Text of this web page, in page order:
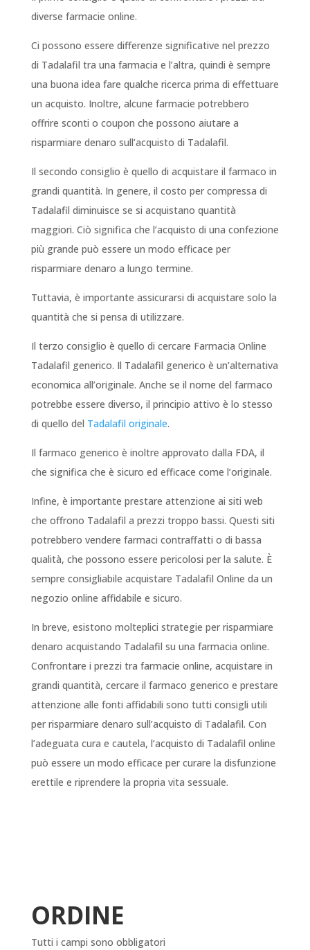
diverse farmacie online.
Ci possono essere differenze significative nel prezzo
di Tadalafil tra una farmacia e l’altra, quindi è sempre
una buona idea fare qualche ricerca prima di effettuare
un acquisto. Inoltre, alcune farmacie potrebbero
offrire sconti o coupon che possono aiutare a
risparmiare denaro sull’acquisto di Tadalafil.
Il secondo consiglio è quello di acquistare il farmaco in
grandi quantità. In genere, il costo per compressa di
Tadalafil diminuisce se si acquistano quantità
maggiori. Ciò significa che l’acquisto di una confezione
più grande può essere un modo efficace per
risparmiare denaro a lungo termine.
Tuttavia, è importante assicurarsi di acquistare solo la
quantità che si pensa di utilizzare.
Il terzo consiglio è quello di cercare Farmacia Online
Tadalafil generico. Il Tadalafil generico è un’alternativa
economica all’originale. Anche se il nome del farmaco
potrebbe essere diverso, il principio attivo è lo stesso
di quello del Tadalafil originale.
Il farmaco generico è inoltre approvato dalla FDA, il
che significa che è sicuro ed efficace come l’originale.
Infine, è importante prestare attenzione ai siti web
che offrono Tadalafil a prezzi troppo bassi. Questi siti
potrebbero vendere farmaci contraffatti o di bassa
qualità, che possono essere pericolosi per la salute. È
sempre consigliabile acquistare Tadalafil Online da un
negozio online affidabile e sicuro.
In breve, esistono molteplici strategie per risparmiare
denaro acquistando Tadalafil su una farmacia online.
Confrontare i prezzi tra farmacie online, acquistare in
grandi quantità, cercare il farmaco generico e prestare
attenzione alle fonti affidabili sono tutti consigli utili
per risparmiare denaro sull’acquisto di Tadalafil. Con
l’adeguata cura e cautela, l’acquisto di Tadalafil online
può essere un modo efficace per curare la disfunzione
erettile e riprendere la propria vita sessuale.
ORDINE
Tutti i campi sono obbligatori